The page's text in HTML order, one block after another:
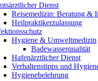
Dienst
Reisemedizin: Beratung &
Heilpraktikerzulassung
Hygiene & Umweltmedizin
Badewasserqualität
Hafenärztlicher Dienst
Verhaltenstipps und
Hygienebelehrung